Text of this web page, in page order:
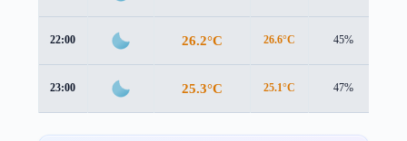
22:00 26.2°C 26.6°C 45%
23:00 25.3°C 25.1°C 47%